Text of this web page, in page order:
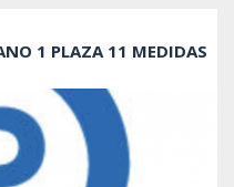
1 PLAZA 11 MEDIDAS